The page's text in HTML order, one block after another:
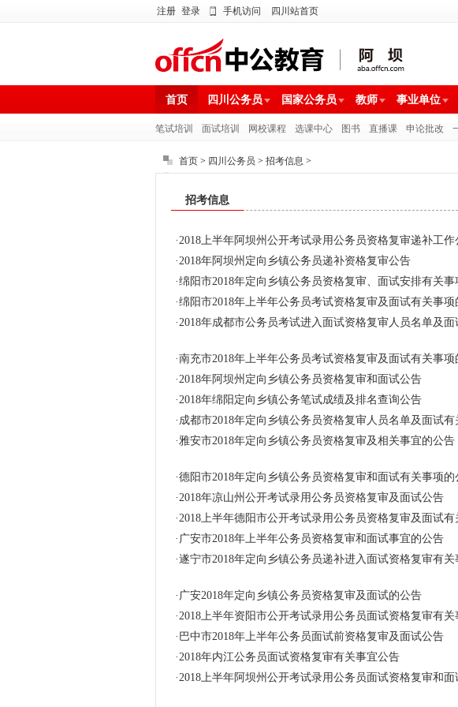
注册 登录 手机访问 四川站首页
首页 四川公务员 国家公务员 教师 事业单位
笔试培训 面试培训 网校课程 选课中心 图书 直播课 申论批改
首页 > 四川公务员 > 招考信息 >
招考信息
·2018上半年阿坝州公开考试录用公务员资格复审递补工作
·2018年阿坝州定向乡镇公务员递补资格复审公告
·绵阳市2018年定向乡镇公务员资格复审、面试安排有关事
·绵阳市2018年上半年公务员考试资格复审及面试有关事项
·2018年成都市公务员考试进入面试资格复审人员名单及
·南充市2018年上半年公务员考试资格复审及面试有关事项
·2018年阿坝州定向乡镇公务员资格复审和面试公告
·2018年绵阳定向乡镇公务笔试成绩及排名查询公告
· 成都市2018年定向乡镇公务员资格复审人员名单及面试
·雅安市2018年定向乡镇公务员资格复审及相关事宜的公告
·德阳市2018年定向乡镇公务员资格复审和面试有关事项的
·2018年凉山州公开考试录用公务员资格复审及面试公告
·2018上半年德阳市公开考试录用公务员资格复审及面试
· 广安市2018年上半年公务员资格复审和面试事宜的公告
·遂宁市2018年定向乡镇公务员递补进入面试资格复审有
· 广安2018年定向乡镇公务员资格复审及面试的公告
·2018上半年资阳市公开考试录用公务员面试资格复审有
· 巴中市2018年上半年公务员面试前资格复审及面试公告
·2018年内江公务员面试资格复审有关事宜公告
·2018上半年阿坝州公开考试录用公务员面试资格复审和面